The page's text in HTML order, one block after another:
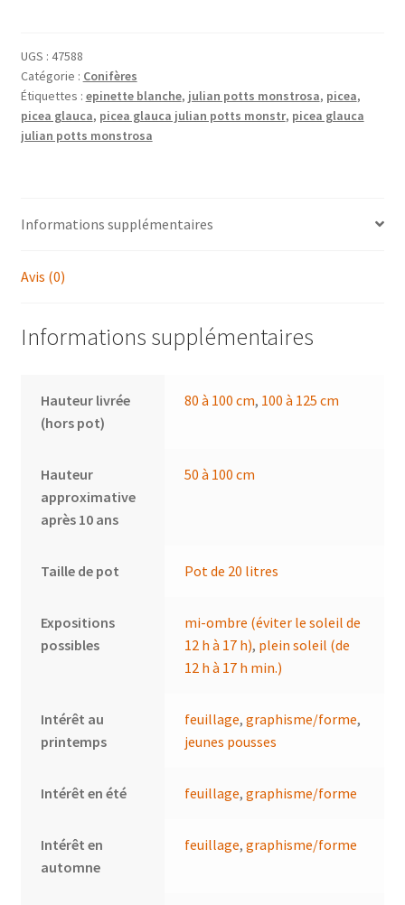
'Julian
Pott's
Monstrosa'
UGS : 47588
Catégorie : Conifères
Étiquettes : epinette blanche, julian potts monstrosa, picea,
picea glauca, picea glauca julian potts monstr, picea glauca
julian potts monstrosa
Informations supplémentaires
Avis (0)
Informations supplémentaires
Hauteur livrée
(hors pot)
80 à 100 cm, 100 à 125 cm
Hauteur
approximative
après 10 ans
50 à 100 cm
Taille de pot Pot de 20 litres
Expositions
possibles
mi-ombre (éviter le soleil de
12 h à 17 h), plein soleil (de
12 h à 17 h min.)
Intérêt au
printemps
feuillage,graphisme/forme,
jeunes pousses
Intérêt en été feuillage,graphisme/forme
Intérêt en
automne
feuillage,graphisme/forme